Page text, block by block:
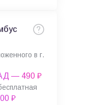
в г.
— 490 ₽
₽